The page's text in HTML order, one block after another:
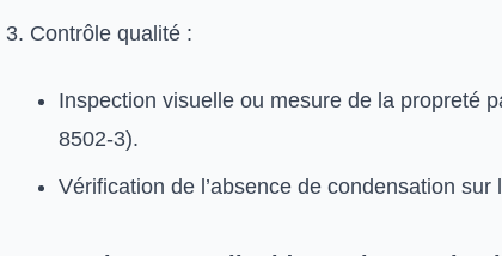
Contrôle qualité :
Inspection visuelle ou mesure de la propreté
8502-3).
Vérification de l’absence de condensation sur